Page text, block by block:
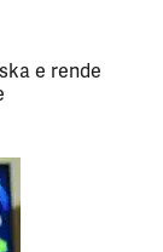
e rende